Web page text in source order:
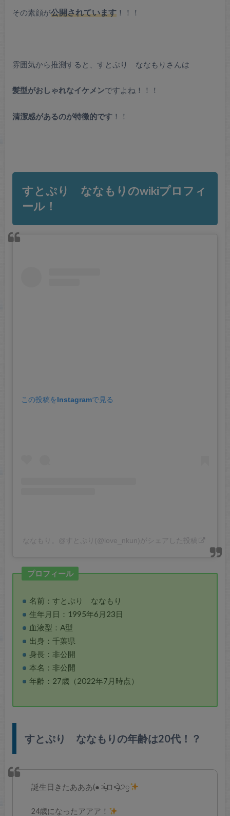
その素顔が公開されています！！！
雰囲気から推測すると、すとぷり ななもりさんは
髪型がおしゃれなイケメンですよね！！！
清潔感があるのが特徴的です！！
すとぷり ななもりのwikiプロフィ
ール！
この投稿をInstagramで見る
ななもり。@すとぷり(@love_nkun)がシェアした投稿
プロフィール
名前：すとぷり ななもり
生年月日：1995年6月23日
血液型：A型
出身：千葉県
身長：非公開
本名：非公開
年齢：27歳（2022年7月時点）
すとぷり ななもり の年齢は20代！？
誕生日きたあああ(● ˃̶͈̀ロ˂̶͈́)੭ꠥ
24歳になったアアア！